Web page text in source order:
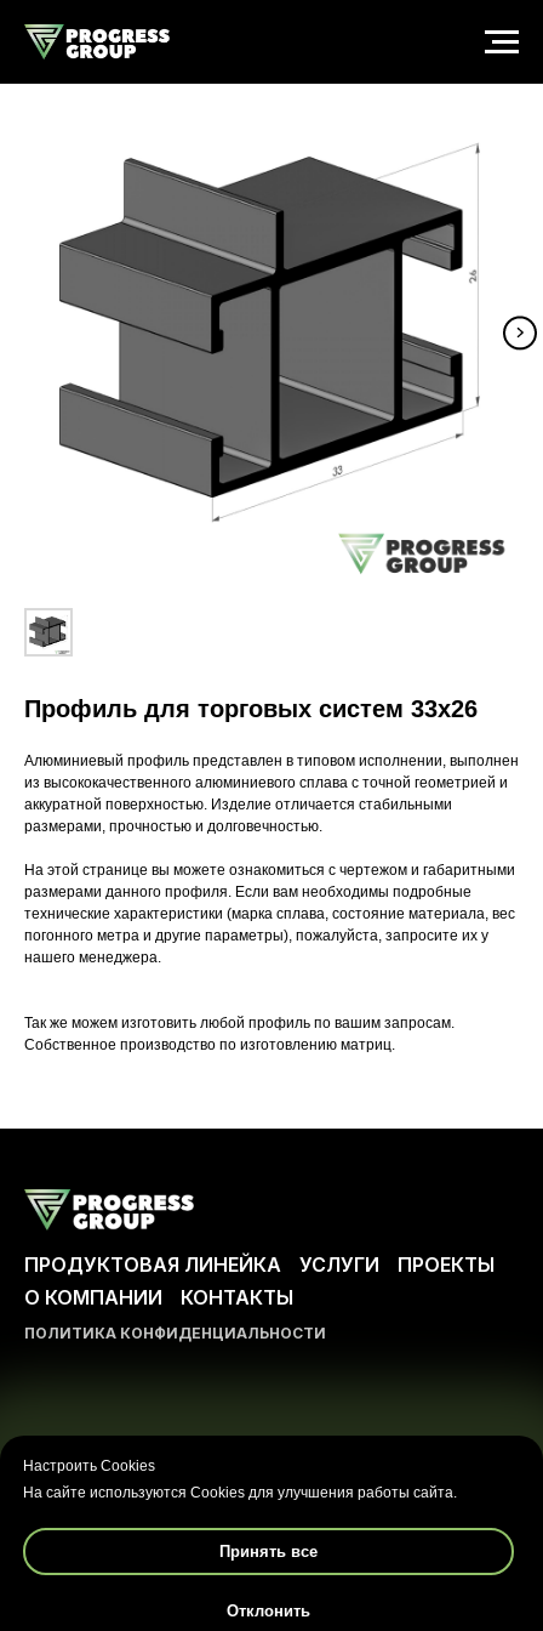
Профиль для торговых систем 33х26
Алюминиевый профиль представлен в типовом исполнении, выполнен
из высококачественного алюминиевого сплава с точной геометрией и
аккуратной поверхностью. Изделие отличается стабильными
размерами, прочностью и долговечностью.
На этой странице вы можете ознакомиться с чертежом и габаритными
размерами данного профиля. Если вам необходимы подробные
технические характеристики (марка сплава, состояние материала, вес
погонного метра и другие параметры), пожалуйста, запросите их у
нашего менеджера.
Так же можем изготовить любой профиль по вашим запросам.
Собственное производство по изготовлению матриц.
ПРОДУКТОВАЯ ЛИНЕЙКА УСЛУГИ
ПРОЕКТЫ
О КОМПАНИИ
КОНТАКТЫ
ПОЛИТИКА КОНФИДЕНЦИАЛЬНОСТИ
Настроить Cookies
На сайте используются Cookies для улучшения работы сайта.
Принять все
Отклонить
Любое использование либо копирование материалов
или подборки материалов сайта, элементов дизайна и
оформления допускается лишь с разрешения
правообладателя и только со ссылкой на источник:
https://progressgroup.pro
Информация на сайте носит ознакомительный